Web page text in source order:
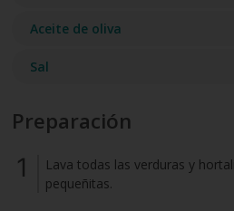
Aceite de oliva
Sal
Preparación
Lava todas las verduras y
pequeñitas.